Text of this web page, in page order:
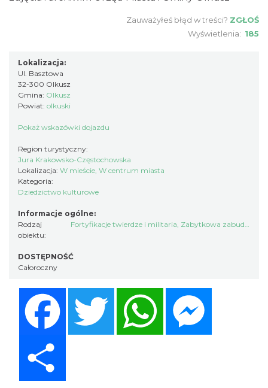
Zauważyłeś błąd w treści? ZGŁOŚ
Wyświetlenia: 185
Lokalizacja:
Ul. Basztowa
32-300 Olkusz
Gmina: Olkusz
Powiat: olkuski
Pokaż wskazówki dojazdu
Region turystyczny:
Jura Krakowsko-Częstochowska
Lokalizacja: W mieście, W centrum miasta
Kategoria:
Dziedzictwo kulturowe
Informacje ogólne:
Rodzaj
obiektu:
Fortyfikacje twierdze i militaria, Zabytkowa zabudowa
DOSTĘPNOŚĆ
Całoroczny
Twitter WhatsApp